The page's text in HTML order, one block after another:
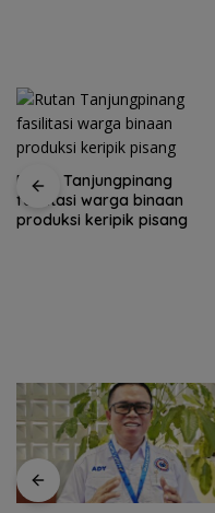
Pemprov Kepri tambah
penerangan jalan guna
percantik Pulau Penyengat